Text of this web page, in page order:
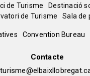
de Turisme
Destinació
de Turisme
Sala de
Convention Bureau
Contacte